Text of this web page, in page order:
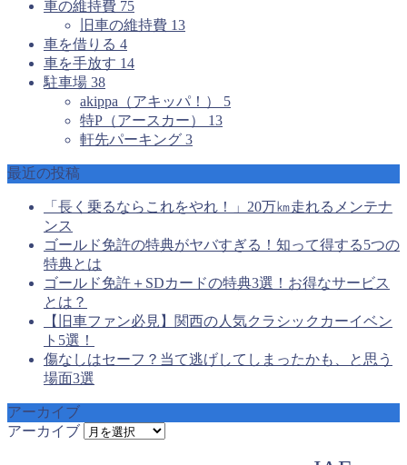
車の維持費 75
旧車の維持費 13
車を借りる 4
車を手放す 14
駐車場 38
akippa（アキッパ！） 5
特P（アースカー） 13
軒先パーキング 3
最近の投稿
「長く乗るならこれをやれ！」20万㎞走れるメンテナ
ンス
ゴールド免許の特典がヤバすぎる！知って得する5つの
特典とは
ゴールド免許＋SDカードの特典3選！お得なサービス
とは？
【旧車ファン必見】関西の人気クラシックカーイベン
ト5選！
傷なしはセーフ？当て逃げしてしまったかも、と思う
場面3選
アーカイブ
アーカイブ